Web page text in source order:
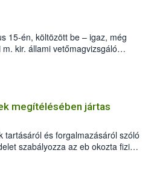
15-én, költözött be – igaz, még
kir. állami vetőmagvizsgáló
szám alatti, Czigler Győző által
megítélésében jártas
tartásáról és forgalmazásáról szóló
szabályozza az eb okozta fizikai
keletkezésekor felmerülő
a veszélyes eb tartását és annak